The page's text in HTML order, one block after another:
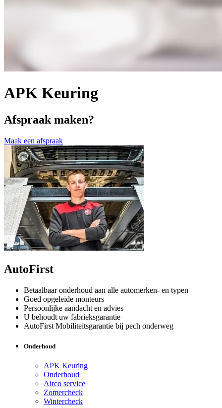
APK Keuring
Afspraak maken?
Maak een afspraak
AutoFirst
Betaalbaar onderhoud aan alle automerken- en typen
Goed opgeleide monteurs
Persoonlijke aandacht en advies
U behoudt uw fabrieksgarantie
AutoFirst Mobiliteitsgarantie bij pech onderweg
Onderhoud
APK Keuring
Onderhoud
Airco service
Zomercheck
Wintercheck